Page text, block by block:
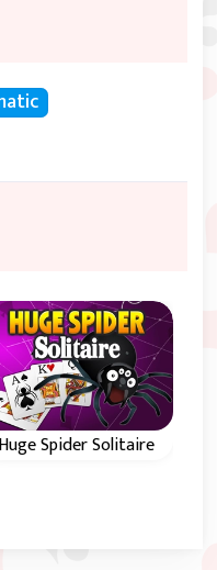
de
Sem limite
Diário